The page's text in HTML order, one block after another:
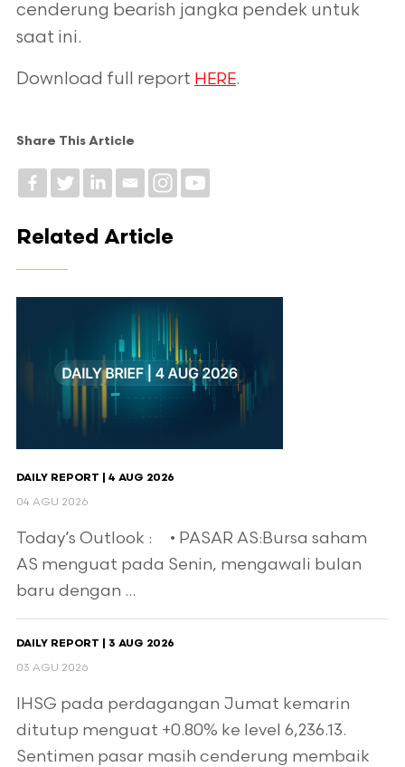
cenderung bearish jangka pendek untuk
saat ini.
Download full report HERE.
Share This Article
Related Article
DAILY REPORT | 4 AUG 2026
04 AGU 2026
Today’s Outlook : • PASAR AS:Bursa saham
AS menguat pada Senin, mengawali bulan
baru dengan ...
DAILY REPORT | 3 AUG 2026
03 AGU 2026
IHSG pada perdagangan Jumat kemarin
ditutup menguat +0.80% ke level 6,236.13.
Sentimen pasar masih cenderung membaik